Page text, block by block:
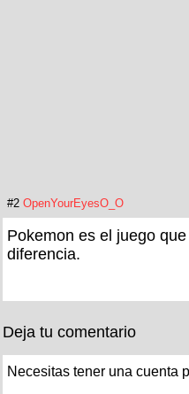
#2 OpenYourEyesO_O
Pokemon es el juego
diferencia.
Deja tu comentario
Necesitas tener una cuenta